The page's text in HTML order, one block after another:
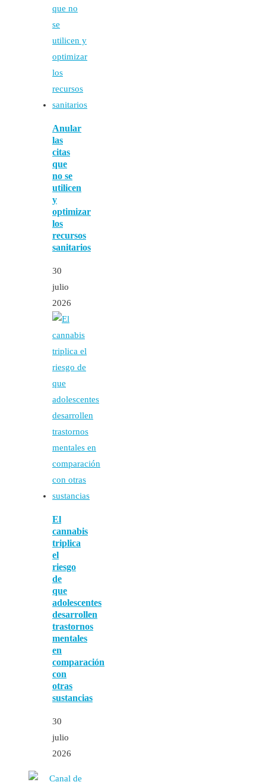
Anular
las
citas
que
no se
utilicen
y
optimizar
los
recursos
sanitarios
30
julio
2026
El
cannabis
triplica
el
riesgo
de
que
adolescentes
desarrollen
trastornos
mentales
en
comparación
con
otras
sustancias
30
julio
2026